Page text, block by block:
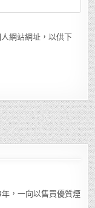
網站網址，以供下
，一向以售買優質煙